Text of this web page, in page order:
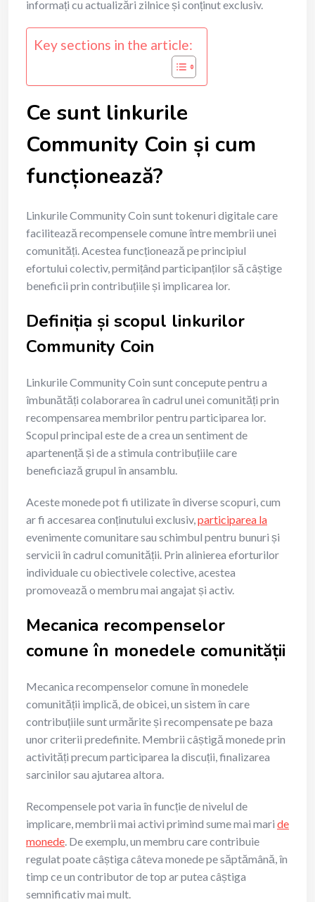
informați cu actualizări zilnice și conținut exclusiv.
Key sections in the article:
Ce sunt linkurile
Community Coin și cum
funcționează?
Linkurile Community Coin sunt tokenuri digitale care
facilitează recompensele comune între membrii unei
comunități. Acestea funcționează pe principiul
efortului colectiv, permițând participanților să câștige
beneficii prin contribuțiile și implicarea lor.
Definiția și scopul linkurilor
Community Coin
Linkurile Community Coin sunt concepute pentru a
îmbunătăți colaborarea în cadrul unei comunități prin
recompensarea membrilor pentru participarea lor.
Scopul principal este de a crea un sentiment de
apartenență și de a stimula contribuțiile care
beneficiază grupul în ansamblu.
Aceste monede pot fi utilizate în diverse scopuri, cum
ar fi accesarea conținutului exclusiv,participarea la
evenimente comunitare sau schimbul pentru bunuri și
servicii în cadrul comunității. Prin alinierea eforturilor
individuale cu obiectivele colective, acestea
promovează o membru mai angajat și activ.
Mecanica recompenselor
comune în monedele comunității
Mecanica recompenselor comune în monedele
comunității implică, de obicei, un sistem în care
contribuțiile sunt urmărite și recompensate pe baza
unor criterii predefinite. Membrii câștigă monede prin
activități precum participarea la discuții, finalizarea
sarcinilor sau ajutarea altora.
Recompensele pot varia în funcție de nivelul de
implicare, membrii mai activi primind sume mai mari de
monede. De exemplu, un membru care contribuie
regulat poate câștiga câteva monede pe săptămână, în
timp ce un contributor de top ar putea câștiga
semnificativ mai mult.